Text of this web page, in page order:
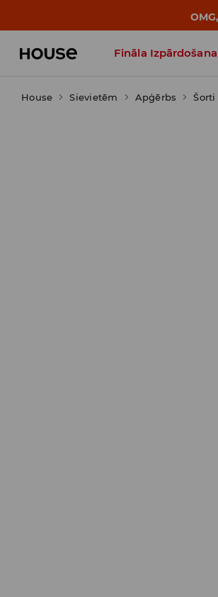
Fināla Izpārdošana
Influencers' Faves
House Sievietēm Apģērbs Šorti